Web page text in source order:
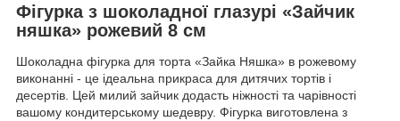
Фігурка з шоколадної глазурі «Зайчик
няшка» рожевий 8 см
Шоколадна фігурка для торта «Зайка Няшка» в рожевому
виконанні - це ідеальна прикраса для дитячих тортів і
десертів. Цей милий зайчик додасть ніжності та чарівності
вашому кондитерському шедевру. Фігурка виготовлена з